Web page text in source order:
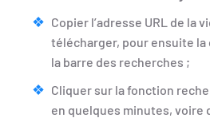
Copier l’adresse URL de la
télécharger, pour ensuite
la barre des recherches ;
Cliquer sur la fonction
en quelques minutes, voire